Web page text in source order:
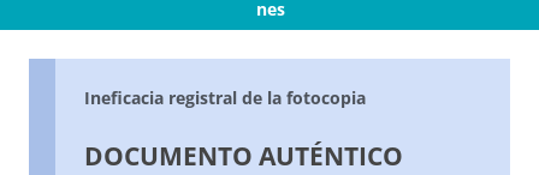
nes
Ineficacia registral de la fotocopia
DOCUMENTO AUTÉNTICO